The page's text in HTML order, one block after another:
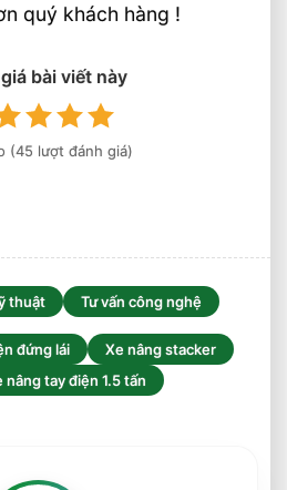
quý khách hàng !
bài viết này
(45 lượt đánh giá)
thuật Tư vấn công nghệ
đứng lái
Xe nâng stacker
nâng tay điện 1.5 tấn